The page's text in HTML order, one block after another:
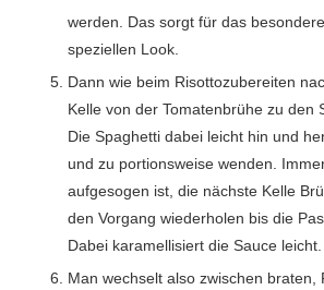
werden. Das sorgt für das
speziellen Look.
Dann wie beim Risottozubereiten nach und nach je eine
Kelle von der Tomatenbrühe zu den
Die Spaghetti dabei leicht hin und
und zu portionsweise wenden.
aufgesogen ist, die nächste Kelle
den Vorgang wiederholen bis die
Dabei karamellisiert die Sauce leicht.
Man wechselt also zwischen braten, Flüssigkeit